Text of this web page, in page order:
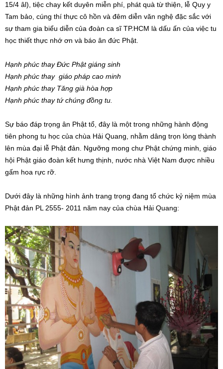
15/4 âl), tiệc chay kết duyên miễn phí, phát quà từ thiện, lễ Quy y
Tam bảo, cúng thí thực cô hồn và đêm diễn văn nghệ đặc sắc với
sự tham gia biểu diễn của đoàn ca sĩ TP.HCM là dấu ấn của việc tu
học thiết thực nhớ ơn và báo ân đức Phật.
Hạnh phúc thay Đức Phật giáng sinh
Hạnh phúc thay giáo pháp cao minh
Hạnh phúc thay Tăng già hòa hợp
Hạnh phúc thay tứ chúng đồng tu.
Sự báo đáp trọng ân Phật tổ, đây là một trong những hành động
tiên phong tu học của chùa Hải Quang, nhằm dâng trọn lòng thành
lên mùa đại lễ Phật đản. Ngưỡng mong chư Phật chứng minh, giáo
hội Phật giáo đoàn kết hưng thịnh, nước nhà Việt Nam được nhiều
gấm hoa rực rỡ.
Dưới đây là những hình ảnh trang trọng đang tổ chức kỷ niệm mùa
Phật đản PL 2555- 2011 năm nay của chùa Hải Quang: